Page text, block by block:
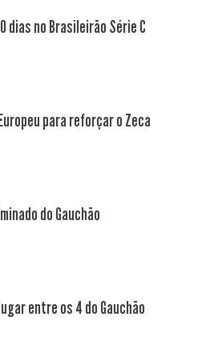
dias no Brasileirão Série C
para reforçar o Zeca
do Gauchão
entre os 4 do Gauchão